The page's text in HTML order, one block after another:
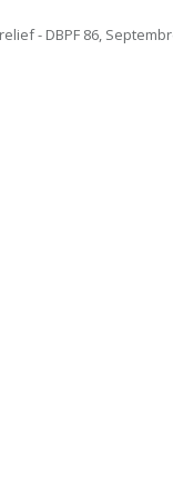
- DBPF 86,